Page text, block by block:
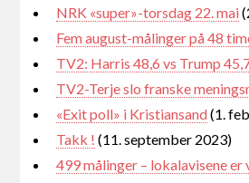
NRK «super»-torsdag 22. mai
Fem august-målinger på 48
TV2: Harris 48,6 vs Trump
TV2-Terje slo franske
«Exit poll» i Kristiansand(1.
Takk ! (11. september 2023)
499 målinger – lokalavisene er